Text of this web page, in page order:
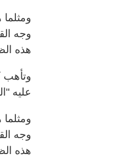
وجه
هذه
عليه
وجه
هذه